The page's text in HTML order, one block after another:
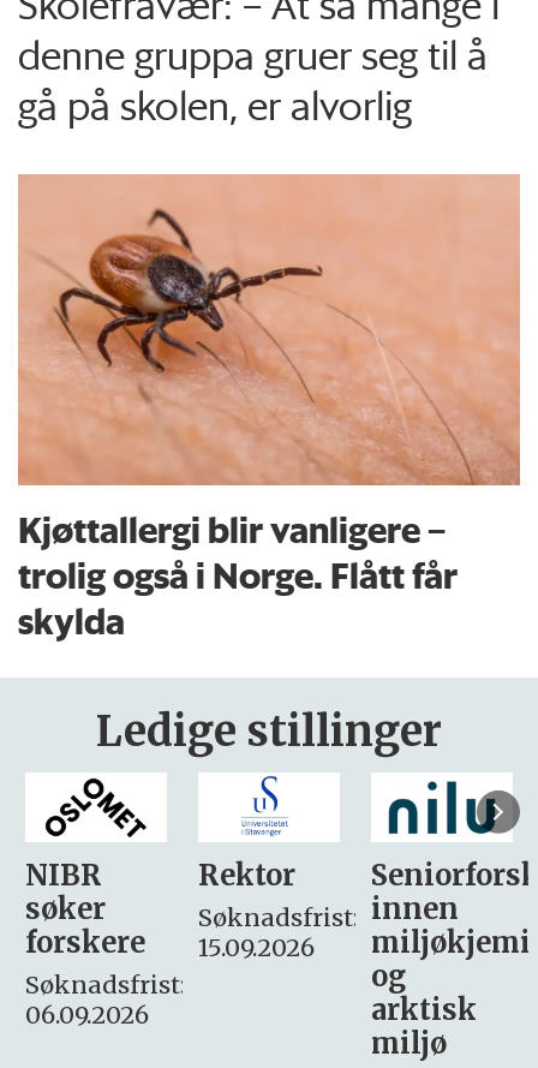
denne gruppa gruer seg til å
gå på skolen, er alvorlig
Kjøttallergi blir vanligere –
trolig også i Norge. Flått får
skylda
Ledige stillinger
Rektor
Søknadsfrist:
15.09.2026
Seniorforsker
innen
miljøkjemi
søker
– fast
Søknadsfrist:
16. august.